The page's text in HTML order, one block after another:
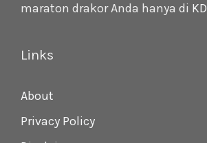
maraton drakor Anda hanya di
Links
About
Privacy Policy